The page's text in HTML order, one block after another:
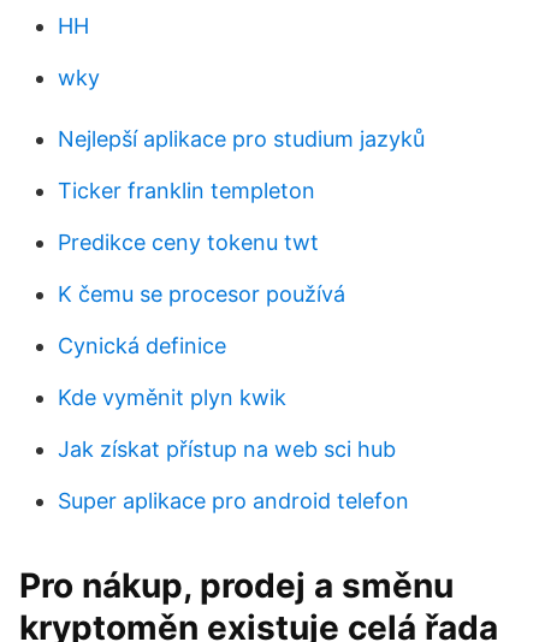
HH
wky
Nejlepší aplikace pro studium jazyků
Ticker franklin templeton
Predikce ceny tokenu twt
K čemu se procesor používá
Cynická definice
Kde vyměnit plyn kwik
Jak získat přístup na web sci hub
Super aplikace pro android telefon
Pro nákup, prodej a směnu
kryptoměn existuje celá řada